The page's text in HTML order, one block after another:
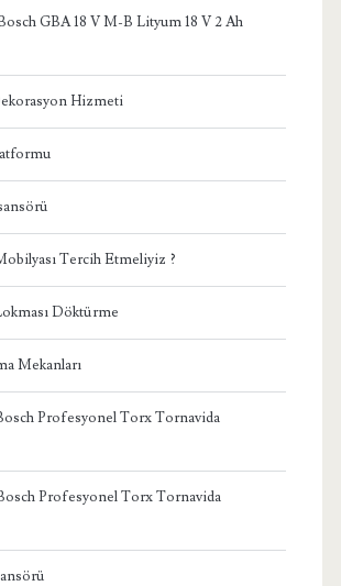
GBA 18 V M-B Lityum 18 V 2 Ah
Hizmeti
Tercih Etmeliyiz ?
Döktürme
Mekanları
Profesyonel Torx Tornavida
Profesyonel Torx Tornavida